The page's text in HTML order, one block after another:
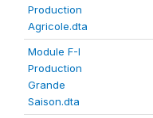
Production
Agricole.dta
Module F-I
Production
Grande
Saison.dta